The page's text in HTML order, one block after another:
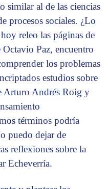
similar al de las ciencias
procesos sociales. ¿Lo
releo las páginas de
Octavio Paz, encuentro
los problemas
estudios sobre
Arturo Andrés Roig y
términos podría
puedo dejar de
reflexiones sobre la
Echeverría.